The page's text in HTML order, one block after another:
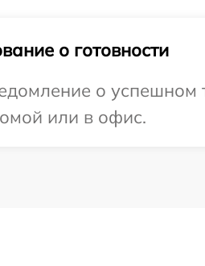
о готовности
о успешном
или в офис.